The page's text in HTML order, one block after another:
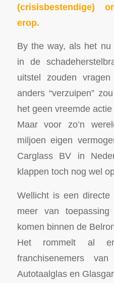
(crisisbestendige)
erop.
By the way, als het
in de
uitstel zouden
anders “verzuipen”
het geen vreemde actie
Maar voor zo’n
miljoen eigen
Carglass BV in
klappen toch nog wel
Wellicht is een directe
meer van
komen binnen de
Het rommelt al
franchisenemers
Autotaalglas en